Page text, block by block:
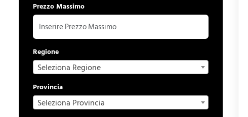
Prezzo Massimo
Regione
Seleziona Regione
Provincia
Seleziona Provincia